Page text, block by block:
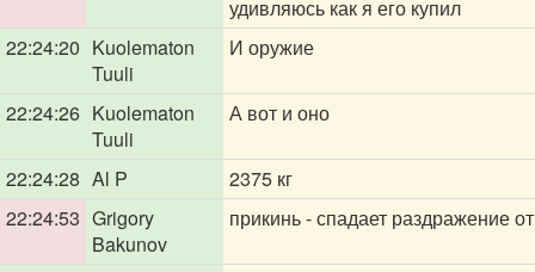
удивляюсь как я его купил
22:24:20 Kuolematon
Tuuli
И оружие
22:24:26 Kuolematon
Tuuli
А вот и оно
22:24:28 Al P
2375 кг
22:24:53 Grigory
Bakunov
прикинь - спадает раздражение